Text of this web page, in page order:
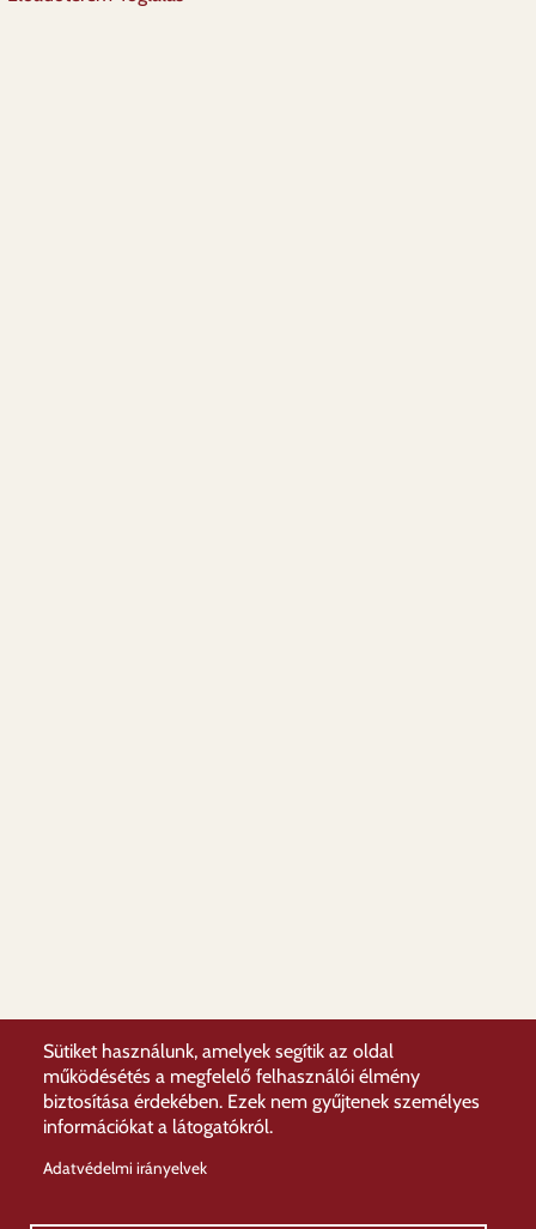
Sütiket használunk, amelyek segítik az oldal
működésétés a megfelelő felhasználói élmény
biztosítása érdekében. Ezek nem gyűjtenek személyes
információkat a látogatókról.
Adatvédelmi irányelvek